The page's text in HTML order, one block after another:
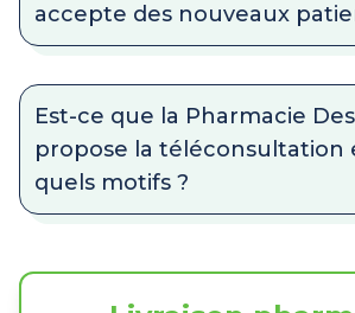
accepte des nouveaux
Est-ce que la Pharmacie
propose la téléconsultation
quels motifs ?